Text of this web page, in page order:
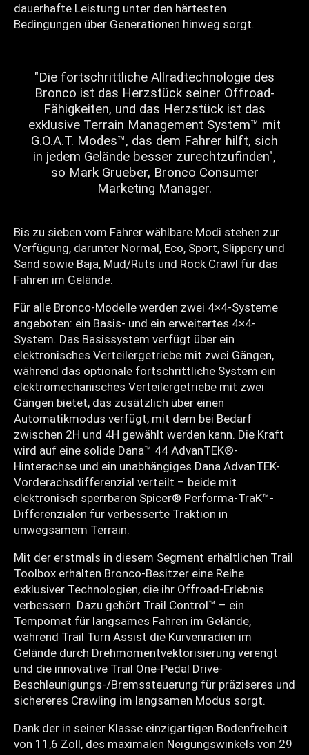
dauerhafte Leistung unter den härtesten
Bedingungen über Generationen hinweg sorgt.
"Die fortschrittliche Allradtechnologie des
Bronco ist das Herzstück seiner Offroad-
Fähigkeiten, und das Herzstück ist das
exklusive Terrain Management System™ mit
G.O.A.T. Modes™, das dem Fahrer hilft, sich
in jedem Gelände besser zurechtzufinden",
so Mark Grueber, Bronco Consumer
Marketing Manager.
Bis zu sieben vom Fahrer wählbare Modi stehen zur
Verfügung, darunter Normal, Eco, Sport, Slippery und
Sand sowie Baja, Mud/Ruts und Rock Crawl für das
Fahren im Gelände.
Für alle Bronco-Modelle werden zwei 4×4-Systeme
angeboten: ein Basis- und ein erweitertes 4×4-
System. Das Basissystem verfügt über ein
elektronisches Verteilergetriebe mit zwei Gängen,
während das optionale fortschrittliche System ein
elektromechanisches Verteilergetriebe mit zwei
Gängen bietet, das zusätzlich über einen
Automatikmodus verfügt, mit dem bei Bedarf
zwischen 2H und 4H gewählt werden kann. Die Kraft
wird auf eine solide Dana™ 44 AdvanTEK®-
Hinterachse und ein unabhängiges Dana AdvanTEK-
Vorderachsdifferenzial verteilt – beide mit
elektronisch sperrbaren Spicer® Performa-TraK™-
Differenzialen für verbesserte Traktion in
unwegsamem Terrain.
Mit der erstmals in diesem Segment erhältlichen Trail
Toolbox erhalten Bronco-Besitzer eine Reihe
exklusiver Technologien, die ihr Offroad-Erlebnis
verbessern. Dazu gehört Trail Control™ – ein
Tempomat für langsames Fahren im Gelände,
während Trail Turn Assist die Kurvenradien im
Gelände durch Drehmomentvektorisierung verengt
und die innovative Trail One-Pedal Drive-
Beschleunigungs-/Bremssteuerung für präziseres und
sichereres Crawling im langsamen Modus sorgt.
Dank der in seiner Klasse einzigartigen Bodenfreiheit
von 11,6 Zoll, des maximalen Neigungswinkels von 29